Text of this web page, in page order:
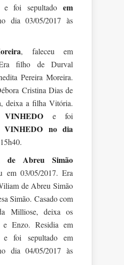
e foi sepultado em
dia 03/05/2017 às
, faleceu em
filho de Durval
Pereira Moreira.
Cristina Dias de
deixa a filha Vitória.
VINHEDO e foi
VINHEDO no dia
de Abreu Simão
em 03/05/2017. Era
de Abreu Simão
Simão. Casado com
Milliose, deixa os
e Enzo. Residia em
e foi sepultado em
dia 04/05/2017 às